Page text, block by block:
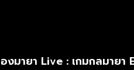
งมายา Live : เกมกลมายา